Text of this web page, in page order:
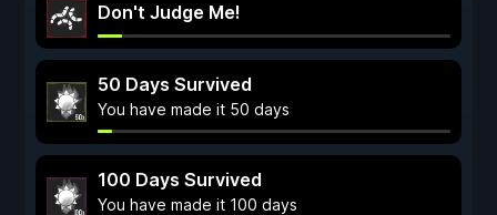
Don't Judge Me!
50 Days Survived
You have made it 50 days
100 Days Survived
You have made it 100 days